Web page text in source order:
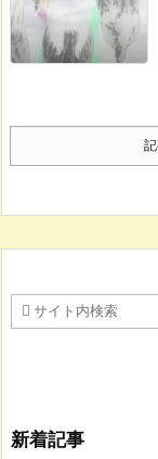
新着記事